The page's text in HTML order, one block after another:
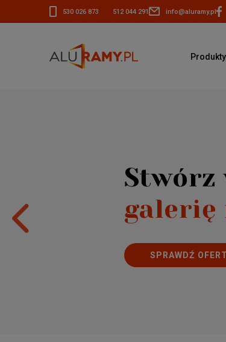
530 026 873 512 044 291 info@aluramy.pl
Produkty
Stwórz
galerię
SPRAWDŹ